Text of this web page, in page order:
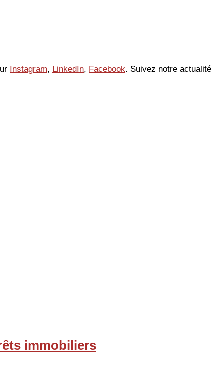
Instagram, LinkedIn, Facebook. Suivez notre actualité
immobiliers